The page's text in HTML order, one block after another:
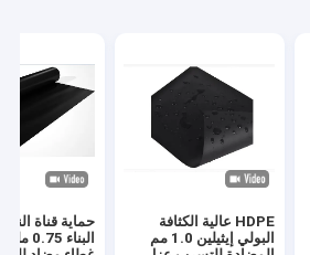
HDPE عالية الكثافة
البولي إيثيلين 1.0 مم
حماية قناة
البناء